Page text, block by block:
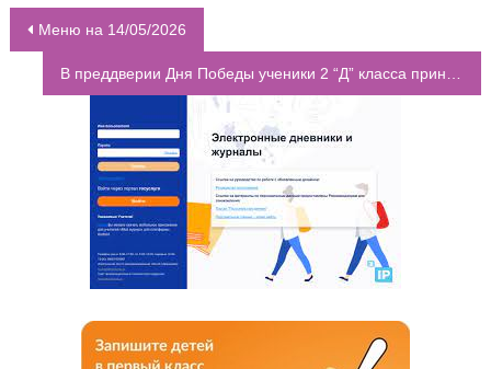
НАВИГАЦИЯ ПО ЗАПИСЯМ
Меню на 14/05/2026